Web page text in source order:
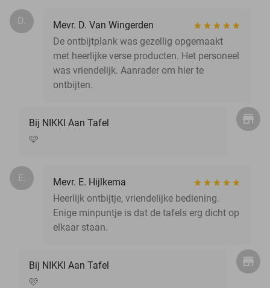
D.
Mevr. D. Van Wingerden
De ontbijtplank was gezellig opgemaakt
met heerlijke verse producten. Het personeel
was vriendelijk. Aanrader om hier te
ontbijten.
Bij NIKKI Aan Tafel
🩷
E.
Mevr. E. Hijlkema
Heerlijk ontbijtje, vriendelijke bediening.
Enige minpuntje is dat de tafels erg dicht op
elkaar staan.
Bij NIKKI Aan Tafel
🩷